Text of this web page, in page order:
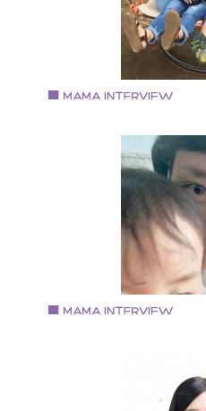
フルーツ＆ソープカー
1973年生まれ。 大阪府
文具メーカーに入社し
りはもちろん、マラソ
すことも大好きです。
Atelier awanone として
HARS. アクセサリー
主人と子ども3人の5人